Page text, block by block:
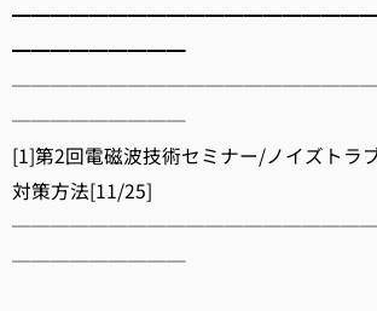
━━━━━━━━━
─────────
[1]第2回電磁波技術セミナー/ノイズトラ
対策方法[11/25]
─────────
京都